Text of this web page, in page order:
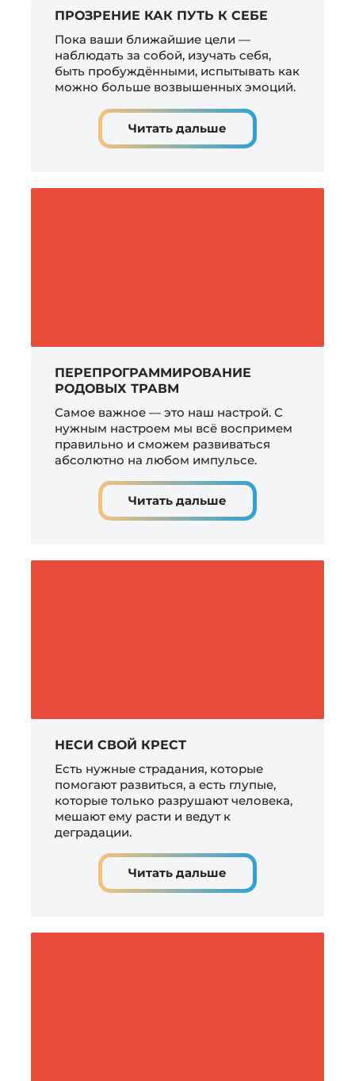
ПРОЗРЕНИЕ КАК ПУТЬ К СЕБЕ
Пока ваши ближайшие цели —
наблюдать за собой, изучать себя,
быть пробуждёнными, испытывать как
можно больше возвышенных эмоций.
Читать дальше
ПЕРЕПРОГРАММИРОВАНИЕ
РОДОВЫХ ТРАВМ
Самое важное — это наш настрой. С
нужным настроем мы всё воспримем
правильно и сможем развиваться
абсолютно на любом импульсе.
Читать дальше
НЕСИ СВОЙ КРЕСТ
Есть нужные страдания, которые
помогают развиться, а есть глупые,
которые только разрушают человека,
мешают ему расти и ведут к
деградации.
Читать дальше